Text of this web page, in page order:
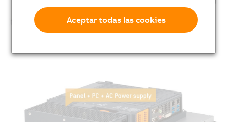
Aceptar todas las cookies